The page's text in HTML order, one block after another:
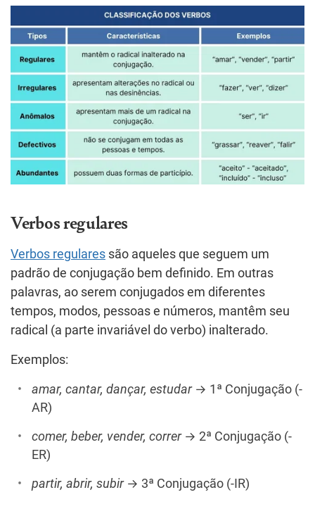
Verbos regulares
Verbos regulares são aqueles que seguem um
padrão de conjugação bem definido. Em outras
palavras, ao serem conjugados em diferentes
tempos, modos, pessoas e números, mantêm seu
radical (a parte invariável do verbo) inalterado.
Exemplos:
amar, cantar, dançar, estudar → 1ª Conjugação (-
AR)
comer, beber, vender, correr → 2ª Conjugação (-
ER)
partir, abrir, subir → 3ª Conjugação (-IR)